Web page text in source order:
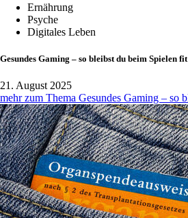
Ernährung
Psyche
Digitales Leben
Gesundes Gaming – so bleibst du beim Spielen fit
21. August 2025
mehr zum Thema Gesundes Gaming – so